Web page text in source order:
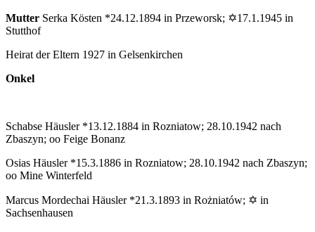
Mutter Serka Kösten *24.12.1894 in Przeworsk; ✡17.1.1945 in
Stutthof
Heirat der Eltern 1927 in Gelsenkirchen
Onkel
Schabse Häusler *13.12.1884 in Rozniatow; 28.10.1942 nach
Zbaszyn; oo Feige Bonanz
Osias Häusler *15.3.1886 in Rozniatow; 28.10.1942 nach Zbaszyn;
oo Mine Winterfeld
Marcus Mordechai Häusler *21.3.1893 in Rożniatów; ✡ in
Sachsenhausen